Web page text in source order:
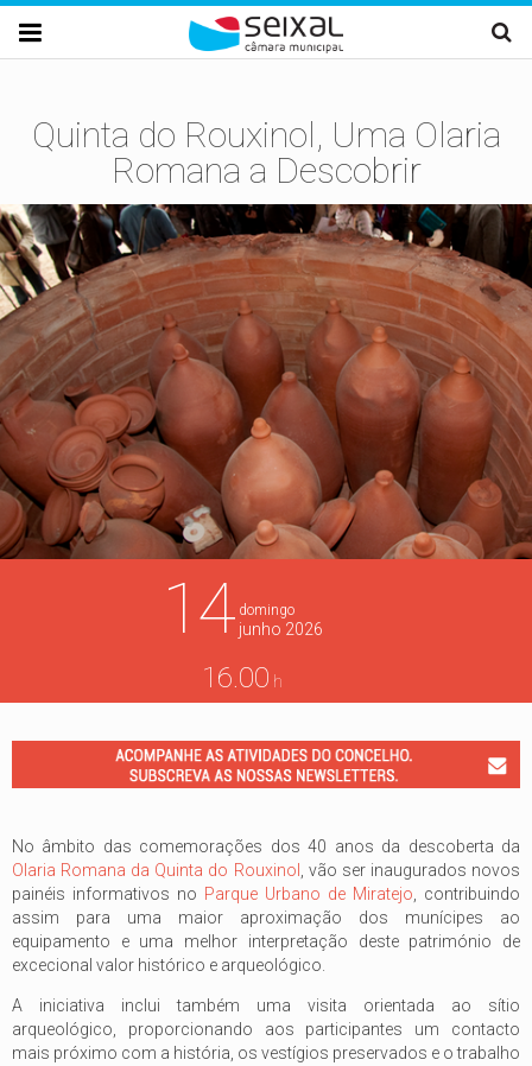
Passar para o conteúdo principal

Quinta do Rouxinol, Uma Olaria
Romana a Descobrir
14 domingo
junho 2026
16.00 h
No âmbito das comemorações dos 40 anos da descoberta da
Olaria Romana da Quinta do Rouxinol
, vão ser inaugurados novos
painéis informativos no Parque Urbano de Miratejo , contribuindo
assim para uma maior aproximação dos munícipes ao
equipamento e uma melhor interpretação deste património de
excecional valor histórico e arqueológico.
A iniciativa inclui também uma visita orientada ao sítio
arqueológico, proporcionando aos participantes um contacto
mais próximo com a história, os vestígios preservados e o trabalho